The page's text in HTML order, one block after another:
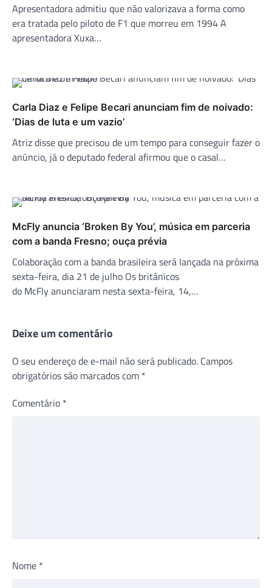
Apresentadora admitiu que não valorizava a forma como
era tratada pelo piloto de F1 que morreu em 1994 A
apresentadora Xuxa…
Carla Diaz e Felipe Becari anunciam fim de noivado:
‘Dias de luta e um vazio’
Atriz disse que precisou de um tempo para conseguir fazer o
anúncio, já o deputado federal afirmou que o casal…
McFly anuncia ‘Broken By You’, música em parceria
com a banda Fresno; ouça prévia
Colaboração com a banda brasileira será lançada na próxima
sexta-feira, dia 21 de julho Os britânicos
do McFly anunciaram nesta sexta-feira, 14,…
Deixe um comentário
O seu endereço de e-mail não será publicado. Campos
obrigatórios são marcados com *
Comentário *
Nome *